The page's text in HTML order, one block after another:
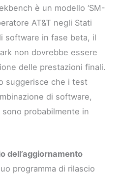
è un modello ‘SM-
AT&T negli Stati
software in fase beta, il
non dovrebbe essere
delle prestazioni finali.
suggerisce che i test
di software,
sono probabilmente in
dell’aggiornamento
programma di rilascio